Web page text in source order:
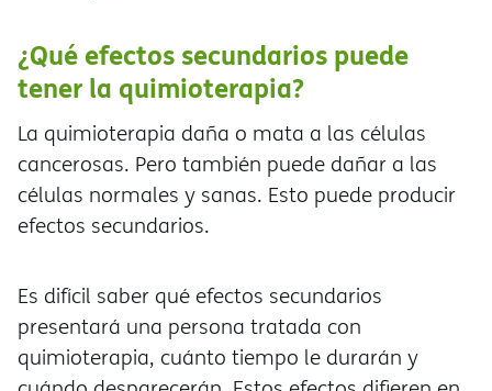
¿Qué efectos secundarios puede
tener la quimioterapia?
La quimioterapia daña o mata a las células
cancerosas. Pero también puede dañar a las
células normales y sanas. Esto puede producir
efectos secundarios.
Es difícil saber qué efectos secundarios
presentará una persona tratada con
quimioterapia, cuánto tiempo le durarán y